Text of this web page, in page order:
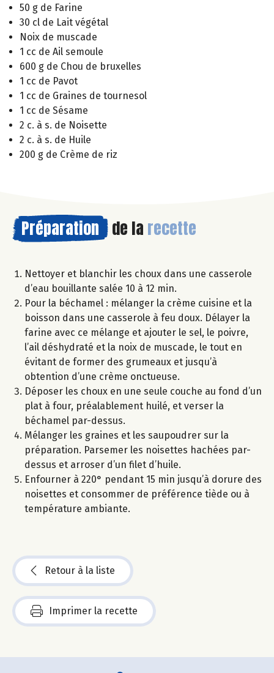
50 g de Farine
30 cl de Lait végétal
Noix de muscade
1 cc de Ail semoule
600 g de Chou de bruxelles
1 cc de Pavot
1 cc de Graines de tournesol
1 cc de Sésame
2 c. à s. de Noisette
2 c. à s. de Huile
200 g de Crème de riz
Préparation de la recette
Nettoyer et blanchir les choux dans une casserole
d’eau bouillante salée 10 à 12 min.
Pour la béchamel : mélanger la crème cuisine et la
boisson dans une casserole à feu doux. Délayer la
farine avec ce mélange et ajouter le sel, le poivre,
l’ail déshydraté et la noix de muscade, le tout en
évitant de former des grumeaux et jusqu’à
obtention d’une crème onctueuse.
Déposer les choux en une seule couche au fond d’un
plat à four, préalablement huilé, et verser la
béchamel par-dessus.
Mélanger les graines et les saupoudrer sur la
préparation. Parsemer les noisettes hachées par-
dessus et arroser d’un filet d’huile.
Enfourner à 220° pendant 15 min jusqu’à dorure des
noisettes et consommer de préférence tiède ou à
température ambiante.
Retour à la liste
Imprimer la recette